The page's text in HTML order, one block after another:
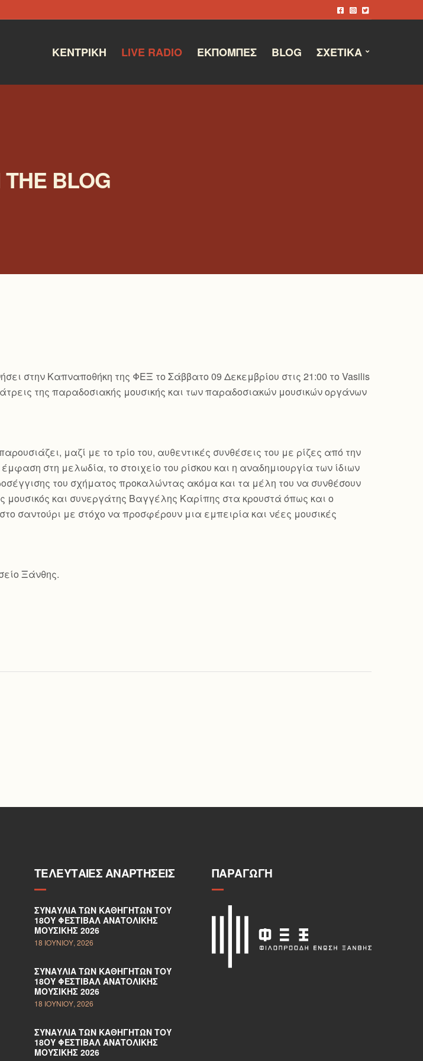
ΚΕΝΤΡΙΚΉ LIVE RADIO ΕΚΠΟΜΠΈΣ BLOG ΣΧΕΤΙΚΆ
THE BLOG
στην Καπναποθήκη της ΦΕΞ το Σάββατο 09 Δεκεμβρίου στις 21:00 το Vasilis
της παραδοσιακής μουσικής και των παραδοσιακών μουσικών οργάνων
μαζί με το τρίο του, αυθεντικές συνθέσεις του με ρίζες από την
στη μελωδία, το στοιχείο του ρίσκου και η αναδημιουργία των ίδιων
του σχήματος προκαλώντας ακόμα και τα μέλη του να συνθέσουν
μουσικός και συνεργάτης Βαγγέλης Καρίπης στα κρουστά όπως και ο
σαντούρι με στόχο να προσφέρουν μια εμπειρία και νέες μουσικές
Ξάνθης.
ΤΕΛΕΥΤΑΊΕΣ ΑΝΑΡΤΉΣΕΙΣ
ΣΥΝΑΥΛΊΑ ΤΩΝ ΚΑΘΗΓΗΤΏΝ ΤΟΥ
18ΟΥ ΦΕΣΤΙΒΆΛ ΑΝΑΤΟΛΙΚΉΣ
ΜΟΥΣΙΚΉΣ 2026
18 ΙΟΥΝΊΟΥ, 2026
ΣΥΝΑΥΛΊΑ ΤΩΝ ΚΑΘΗΓΗΤΏΝ ΤΟΥ
18ΟΥ ΦΕΣΤΙΒΆΛ ΑΝΑΤΟΛΙΚΉΣ
ΜΟΥΣΙΚΉΣ 2026
18 ΙΟΥΝΊΟΥ, 2026
ΣΥΝΑΥΛΊΑ ΤΩΝ ΚΑΘΗΓΗΤΏΝ ΤΟΥ
18ΟΥ ΦΕΣΤΙΒΆΛ ΑΝΑΤΟΛΙΚΉΣ
ΜΟΥΣΙΚΉΣ 2026
ΠΑΡΑΓΩΓΉ